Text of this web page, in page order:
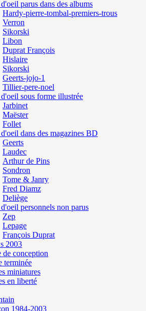
parus dans des albums
Hardy-pierre-tombal-premiers-trous
Verron
Sikorski
Libon
Duprat François
Hislaire
Sikorski
Geerts-jojo-1
Tillier-pere-noel
sous forme illustrée
Jarbinet
Maëster
Follet
dans des magazines BD
Geerts
Laudec
Arthur de Pins
Sondron
Tome & Janry
Fred Diamz
Deliège
personnels non parus
Zep
Lepage
François Duprat
2003
de conception
terminée
miniatures
en liberté
1984-2003